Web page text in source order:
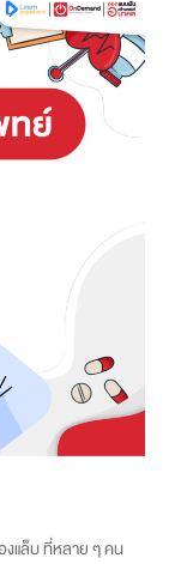
แล็บ ที่หลาย ๆ คน